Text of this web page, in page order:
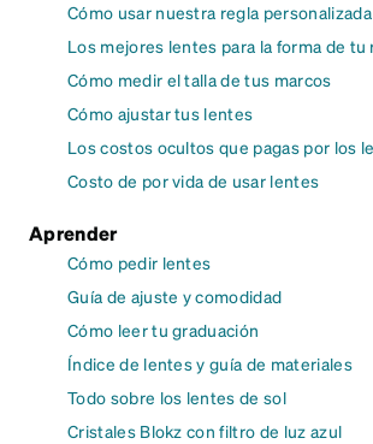
Cómo usar nuestra regla
Los mejores lentes para la forma de tu
Cómo medir el talla de tus marcos
Cómo ajustar tus lentes
Los costos ocultos que pagas por los
Costo de por vida de usar lentes
Aprender
Cómo pedir lentes
Guía de ajuste y comodidad
Cómo leer tu graduación
Índice de lentes y guía de materiales
Todo sobre los lentes de sol
Cristales Blokz con filtro de luz azul